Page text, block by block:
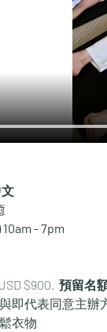
- 7pm
$900. 預留名
即代表同意主辦
衣物